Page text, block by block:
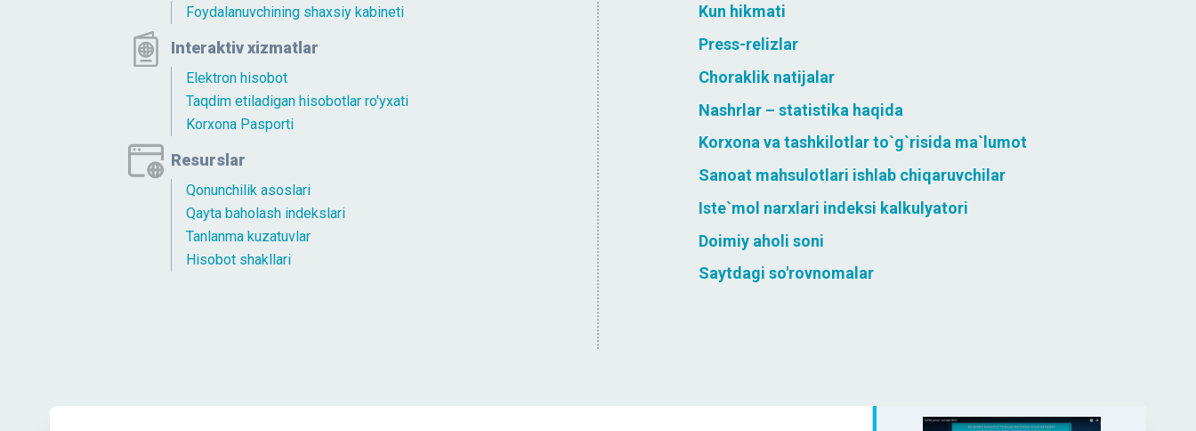
Foydalanuvchining shaxsiy kabineti
Interaktiv xizmatlar
Elektron hisobot
Taqdim etiladigan hisobotlar ro'yxati
Korxona Pasporti
Resurslar
Qonunchilik asoslari
Qayta baholash indekslari
Tanlanma kuzatuvlar
Hisobot shakllari
Kun hikmati
Press-relizlar
Choraklik natijalar
Nashrlar – statistika haqida
Korxona va tashkilotlar to`g`risida ma`lumot
Sanoat mahsulotlari ishlab chiqaruvchilar
Iste`mol narxlari indeksi kalkulyatori
Doimiy aholi soni
Saytdagi so'rovnomalar